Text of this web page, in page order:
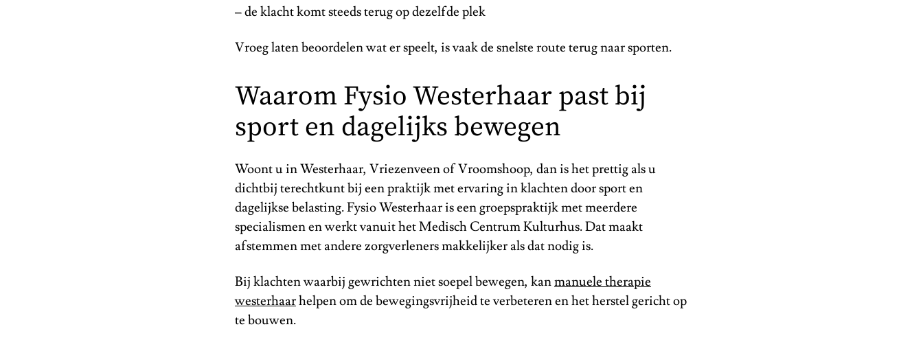
– de klacht komt steeds terug op dezelfde plek
Vroeg laten beoordelen wat er speelt, is vaak de snelste route terug naar sporten.
Waarom Fysio Westerhaar past bij
sport en dagelijks bewegen
Woont u in Westerhaar, Vriezenveen of Vroomshoop, dan is het prettig als u
dichtbij terechtkunt bij een praktijk met ervaring in klachten door sport en
dagelijkse belasting. Fysio Westerhaar is een groepspraktijk met meerdere
specialismen en werkt vanuit het Medisch Centrum Kulturhus. Dat maakt
afstemmen met andere zorgverleners makkelijker als dat nodig is.
Bij klachten waarbij gewrichten niet soepel bewegen, kanmanuele therapie
westerhaarhelpen om de bewegingsvrijheid te verbeteren en het herstel gericht op
te bouwen.